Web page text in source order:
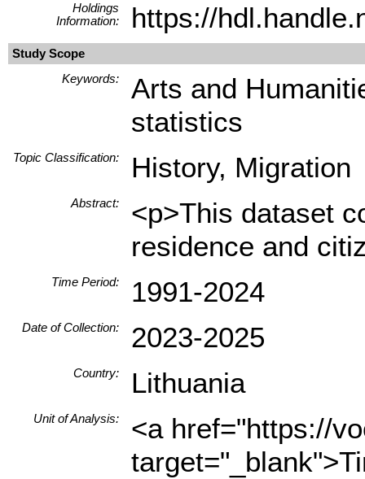
Holdings
Information:
https://
Study Scope
Keywords:
Arts and
statistics
Topic Classification: History, Migration
Abstract:
<p>This dataset
residence and
Time Period: 1991-2024
Date of Collection: 2023-2025
Country: Lithuania
Unit of Analysis:
<a href="https://